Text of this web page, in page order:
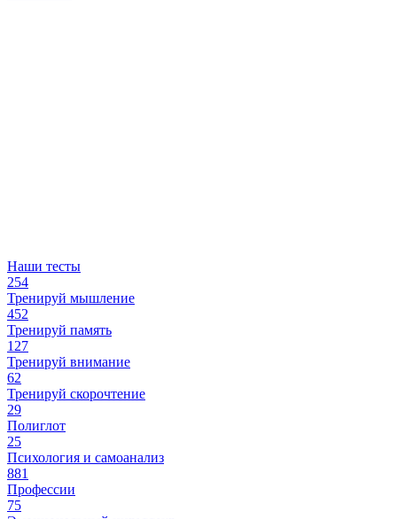
Наши тесты
254
Тренируй мышление
452
Тренируй память
127
Тренируй внимание
62
Тренируй скорочтение
29
Полиглот
25
Психология и самоанализ
881
Профессии
75